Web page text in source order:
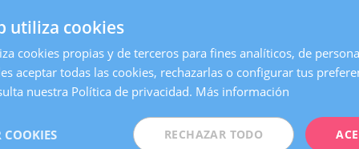
del Reino Unido que ha analizado datos de más de un
durante los últimos 27 años, a partir de los 43 años, la mayoría
utiliza cookies
cookies propias y de terceros para fines analíticos, de
aceptar todas las cookies, rechazarlas o configurar tus
nuestra Política de privacidad. Más información
RECHAZAR TODO
COOKIES